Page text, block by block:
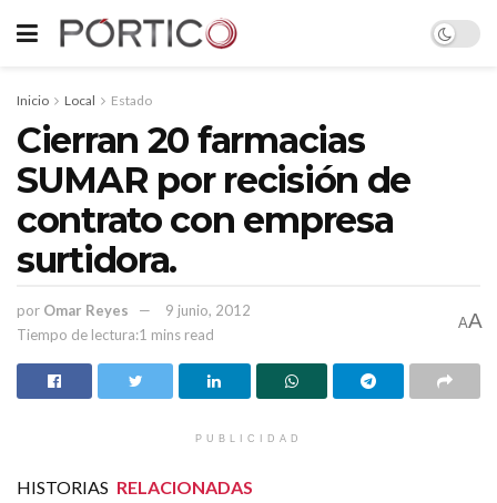
Inicio Local Estado
Cierran 20 farmacias
SUMAR por recisión de
contrato con empresa
surtidora.
por Omar Reyes
9 junio, 2012
Tiempo de lectura:1 mins read
AA
PUBLICIDAD
HISTORIAS RELACIONADAS